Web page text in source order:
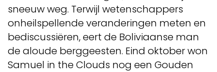
sneeuw weg. Terwijl wetenschappers
onheilspellende veranderingen meten en
bediscussiëren, eert de Boliviaanse man
de aloude berggeesten. Eind oktober won
Samuel in the Clouds nog een Gouden